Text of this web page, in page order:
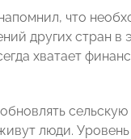
что
других стран в
хватает
люди.